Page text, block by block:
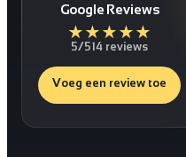
Google Reviews
★ ★ ★ ★ ★
5/514 reviews
Voeg een review toe